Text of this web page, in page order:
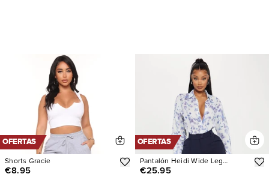
OFERTAS
Shorts Gracie
€8.95
OFERTAS
Pantalón Heidi Wide Leg
Trouser
€25.95